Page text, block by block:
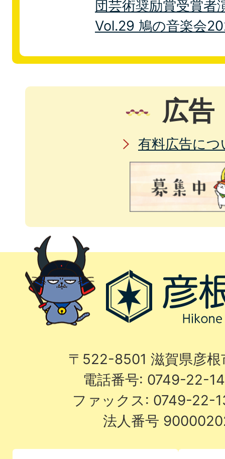
団芸術奨励賞受賞者
Vol.29 鳩の音楽会
広告
有料広告につ
〒522-8501 滋賀県彦
電話番号: 0749-22-
ファックス: 0749-22-
法人番号